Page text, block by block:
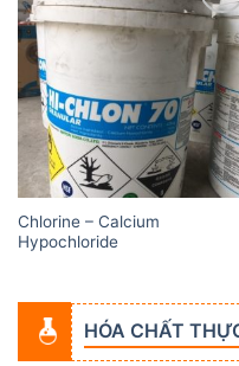
Add to
Chlorine – Calcium
Hypochloride
HÓA CHẤT